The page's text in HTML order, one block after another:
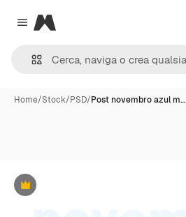
Close menu
Magnific
Home/Stock/PSD/Post novembro azul m…
Premium